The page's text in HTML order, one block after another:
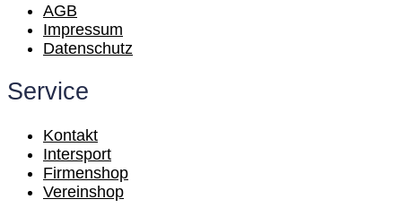
AGB
Impressum
Datenschutz
Service
Kontakt
Intersport
Firmenshop
Vereinshop